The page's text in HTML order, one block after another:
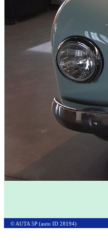
© AUTA 5P (auto ID 28194)